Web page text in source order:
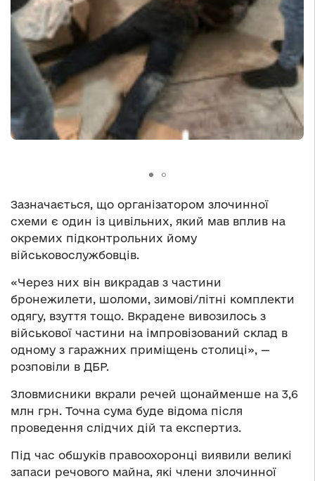
Зазначається, що організатором злочинної
схеми є один із цивільних, який мав вплив на
окремих підконтрольних йому
військовослужбовців.
«Через них він викрадав з частини
бронежилети, шоломи, зимові/літні комплекти
одягу, взуття тощо. Вкрадене вивозилось з
військової частини на імпровізований склад в
одному з гаражних приміщень столиці», —
розповіли в ДБР.
Зловмисники вкрали речей щонайменше на 3,6
млн грн. Точна сума буде відома після
проведення слідчих дій та експертиз.
Під час обшуків правоохоронці виявили великі
запаси речового майна, які члени злочинної